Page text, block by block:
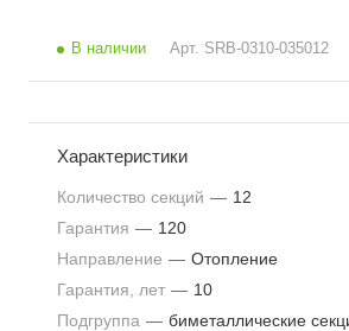
В наличии Арт. SRB-0310-035012
Характеристики
Количество секций — 12
Гарантия — 120
Направление — Отопление
Гарантия, лет — 10
Подгруппа — биметаллические